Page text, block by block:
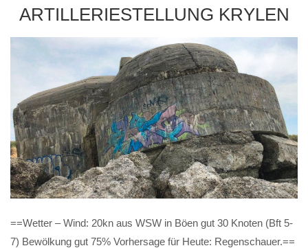
ARTILLERIESTELLUNG KRYLEN
==Wetter – Wind: 20kn aus WSW in Böen gut 30 Knoten (Bft 5-
7) Bewölkung gut 75% Vorhersage für Heute: Regenschauer.==